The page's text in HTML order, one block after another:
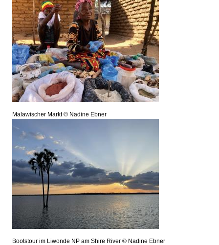
Malawischer Markt © Nadine Ebner
Bootstour im Liwonde NP am Shire River © Nadine Ebner